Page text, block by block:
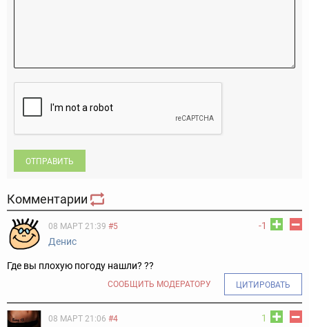
ОТПРАВИТЬ
Комментарии
-1
08 МАРТ 21:39 #5
Денис
Где вы плохую погоду нашли? ??
СООБЩИТЬ МОДЕРАТОРУ ЦИТИРОВАТЬ
1
08 МАРТ 21:06 #4